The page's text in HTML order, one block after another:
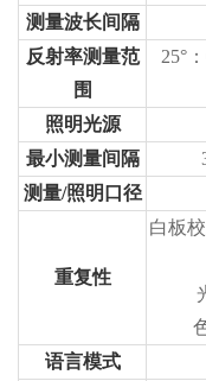
测量波长间隔
反射率测量范
围
25°
照明光源
最小测量间隔
测量/照明口径
重复性
白板
语言模式